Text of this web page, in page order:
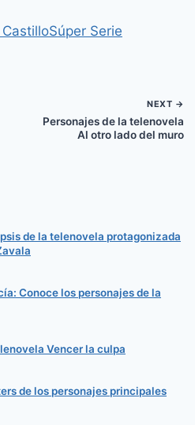
a
n
e
e
n
Súper Serie
NEXT →
Personajes de la telenovela
Al otro lado del muro
de la telenovela protagonizada
Conoce los personajes de la
Vencer la culpa
de los personajes principales